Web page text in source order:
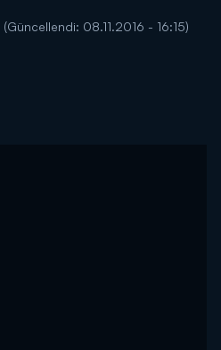
(Güncellendi: 08.11.2016 - 16:15)